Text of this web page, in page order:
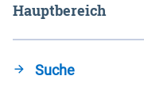
Hauptbereich
Suche